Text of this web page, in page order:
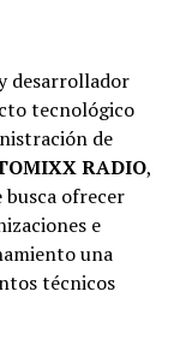
desarrollador
tecnológico
de
RADIO,
ofrecer
e
una
técnicos